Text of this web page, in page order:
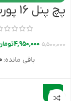
پچ پنل
1600F
5,500,000
4,950,000
باقی مانده:
-
9%